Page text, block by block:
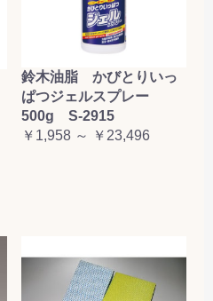
鈴木油脂 かびとりいっ
ぱつジェルスプレー
500g S-2915
￥1,958 ～ ￥23,496